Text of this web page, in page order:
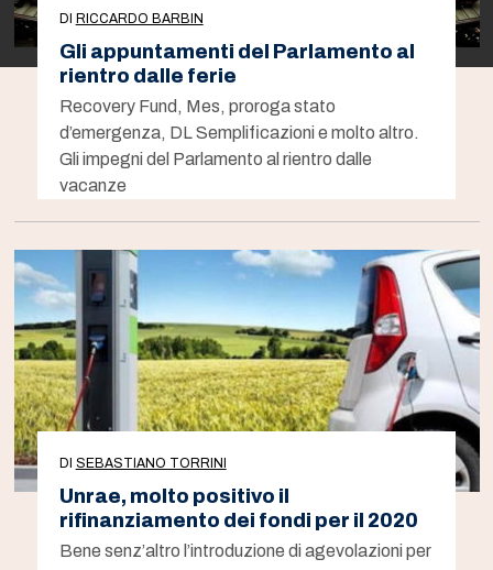
DI RICCARDO BARBIN
Gli appuntamenti del Parlamento al
rientro dalle ferie
Recovery Fund, Mes, proroga stato
d’emergenza, DL Semplificazioni e molto altro.
Gli impegni del Parlamento al rientro dalle
vacanze
DI SEBASTIANO TORRINI
Unrae, molto positivo il
rifinanziamento dei fondi per il 2020
Bene senz’altro l’introduzione di agevolazioni per